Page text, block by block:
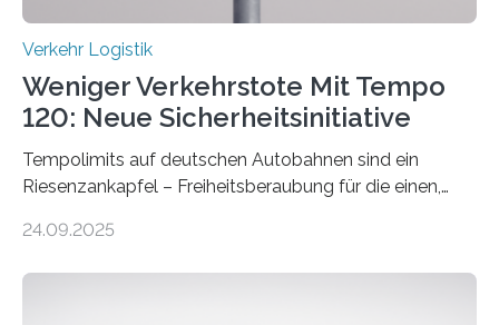
Verkehr Logistik
Weniger Verkehrstote Mit Tempo
120: Neue Sicherheitsinitiative
Tempolimits auf deutschen Autobahnen sind ein
Riesenzankapfel – Freiheitsberaubung für die einen,
Nach rund 50 Jahren hat eine Wissenschaftlerin der
24.09.2025